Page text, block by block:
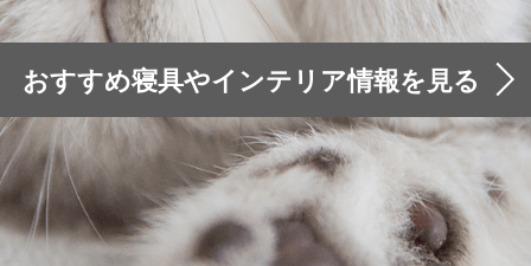
おすすめ寝具やインテリア情報を見る